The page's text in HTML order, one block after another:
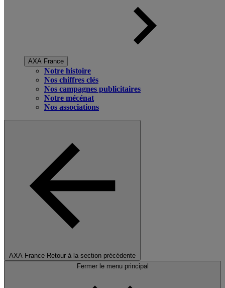
AXA France
Notre histoire
Nos chiffres clés
Nos campagnes publicitaires
Notre mécénat
Nos associations
AXA France Retour à la section précédente
Fermer le menu principal